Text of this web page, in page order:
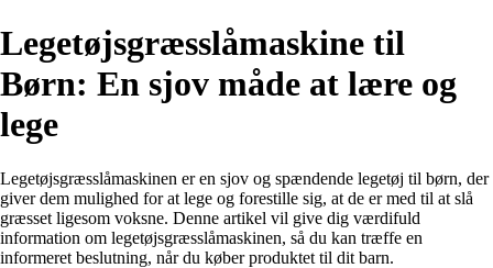
Legetøjsgræsslåmaskine til
Børn: En sjov måde at lære og
lege
Legetøjsgræsslåmaskinen er en sjov og spændende legetøj til børn, der
giver dem mulighed for at lege og forestille sig, at de er med til at slå
græsset ligesom voksne. Denne artikel vil give dig værdifuld
information om legetøjsgræsslåmaskinen, så du kan træffe en
informeret beslutning, når du køber produktet til dit barn.